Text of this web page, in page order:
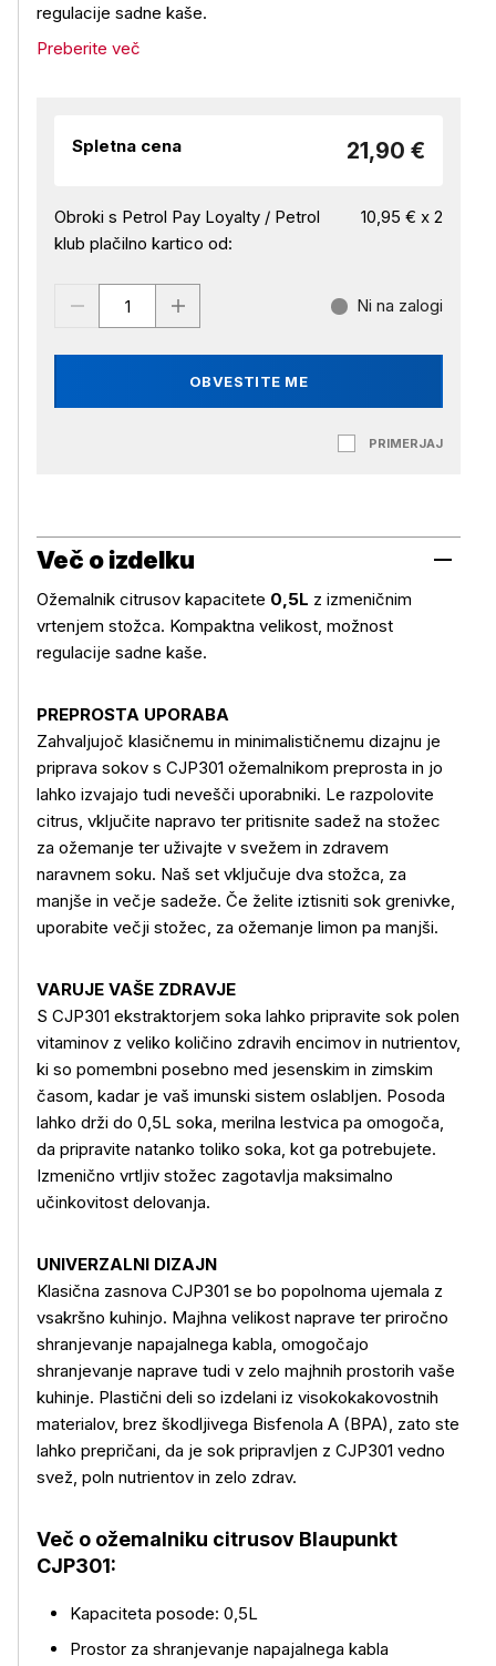
regulacije sadne kaše.
Preberite več
Spletna cena 21,90 €
Obroki s Petrol Pay Loyalty / Petrol
klub plačilno kartico od:
10,95 € x 2
OBVESTITE ME
Ni na zalogi
PRIMERJAJ
Več o izdelku
Več o izdelku
Ožemalnik citrusov kapacitete 0,5L z izmeničnim
vrtenjem stožca. Kompaktna velikost, možnost
regulacije sadne kaše.
PREPROSTA UPORABA
Zahvaljujoč klasičnemu in minimalističnemu dizajnu je
priprava sokov s CJP301 ožemalnikom preprosta in jo
lahko izvajajo tudi nevešči uporabniki. Le razpolovite
citrus, vključite napravo ter pritisnite sadež na stožec
za ožemanje ter uživajte v svežem in zdravem
naravnem soku. Naš set vključuje dva stožca, za
manjše in večje sadeže. Če želite iztisniti sok grenivke,
uporabite večji stožec, za ožemanje limon pa manjši.
VARUJE VAŠE ZDRAVJE
S CJP301 ekstraktorjem soka lahko pripravite sok polen
vitaminov z veliko količino zdravih encimov in nutrientov,
ki so pomembni posebno med jesenskim in zimskim
časom, kadar je vaš imunski sistem oslabljen. Posoda
lahko drži do 0,5L soka, merilna lestvica pa omogoča,
da pripravite natanko toliko soka, kot ga potrebujete.
Izmenično vrtljiv stožec zagotavlja maksimalno
učinkovitost delovanja.
UNIVERZALNI DIZAJN
Klasična zasnova CJP301 se bo popolnoma ujemala z
vsakršno kuhinjo. Majhna velikost naprave ter priročno
shranjevanje napajalnega kabla, omogočajo
shranjevanje naprave tudi v zelo majhnih prostorih vaše
kuhinje. Plastični deli so izdelani iz visokokakovostnih
materialov, brez škodljivega Bisfenola A (BPA), zato ste
lahko prepričani, da je sok pripravljen z CJP301 vedno
svež, poln nutrientov in zelo zdrav.
Več o ožemalniku citrusov Blaupunkt
CJP301:
Kapaciteta posode: 0,5L
Prostor za shranjevanje napajalnega kabla